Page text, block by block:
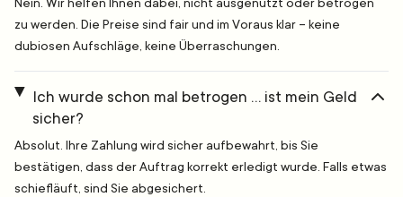
zu werden. Die Preise sind fair und im Voraus klar – keine
dubiosen Aufschläge, keine Überraschungen.
Ich wurde schon mal betrogen … ist mein Geld
sicher?
Absolut. Ihre Zahlung wird sicher aufbewahrt, bis Sie
bestätigen, dass der Auftrag korrekt erledigt wurde. Falls etwas
schiefläuft, sind Sie abgesichert.